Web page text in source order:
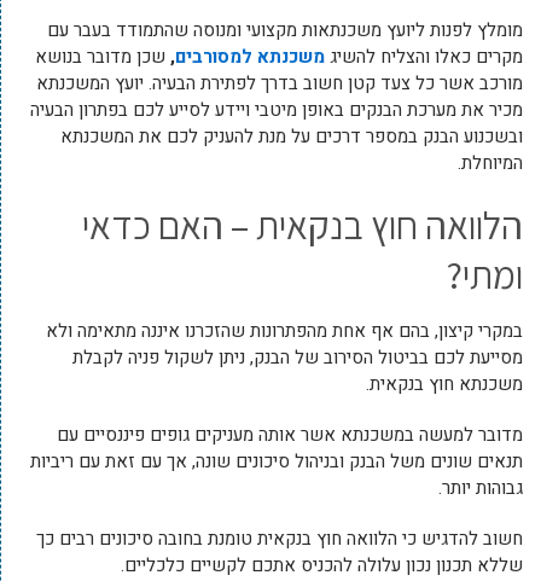
מומלץ לפנות ליועץ משכנתאות מקצועי ומנוסה שהתמודד בעבר עם
מקרים כאלו והצליח להשיגמשכנתא למסורבים, שכן מדובר בנושא
מורכב אשר כל צעד קטן חשוב בדרך לפתירת הבעיה. יועץ המשכנתא
מכיר את מערכת הבנקים באופן מיטבי ויידע לסייע לכם בפתרון הבעיה
ובשכנוע הבנק במספר דרכים על מנת להעניק לכם את המשכנתא
המיוחלת.
הלוואה חוץ בנקאית – האם כדאי
ומתי?
במקרי קיצון, בהם אף אחת מהפתרונות שהזכרנו איננה מתאימה ולא
מסייעת לכם בביטול הסירוב של הבנק, ניתן לשקול פניה לקבלת
משכנתא חוץ בנקאית.
מדובר למעשה במשכנתא אשר אותה מעניקים גופים פיננסיים עם
תנאים שונים משל הבנק ובניהול סיכונים שונה, אך עם זאת עם ריביות
גבוהות יותר.
חשוב להדגיש כי הלוואה חוץ בנקאית טומנת בחובה סיכונים רבים כך
שללא תכנון נכון עלולה להכניס אתכם לקשיים כלכליים.